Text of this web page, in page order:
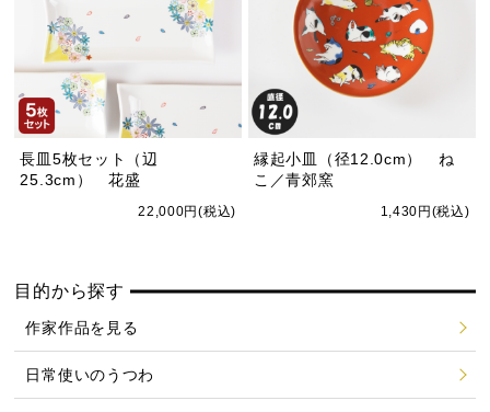
長皿5枚セット（辺
25.3cm） 花盛
22,000円(税込)
縁起小皿（径12.0cm） ね
こ／青郊窯
1,430円(税込)
目的から探す
作家作品を見る
日常使いのうつわ